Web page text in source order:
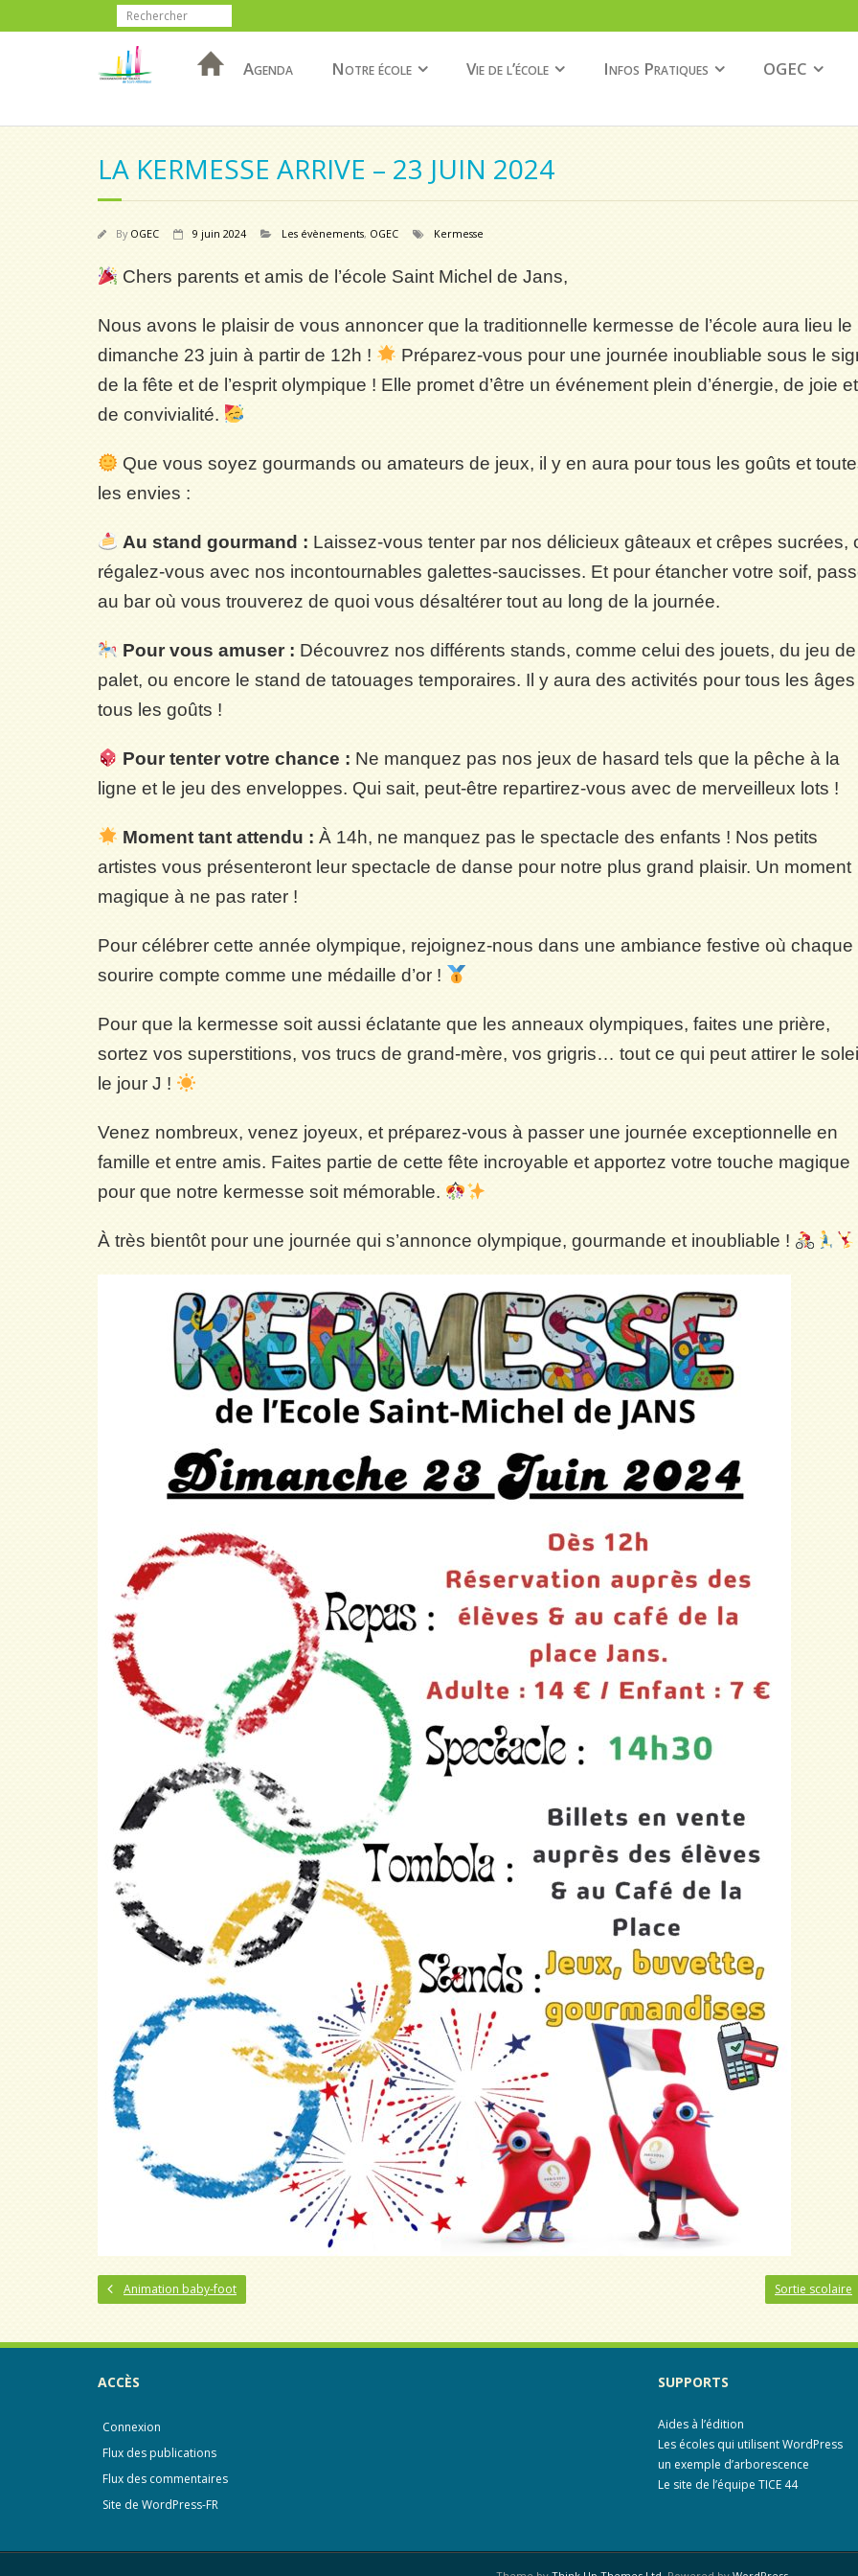
Agenda Notre école Vie de l’école Infos Pratiques OGEC
LA KERMESSE ARRIVE – 23 JUIN 2024
By OGEC 9 juin 2024 Les évènements, OGEC Kermesse
Chers parents et amis de l’école Saint Michel de Jans,
Nous avons le plaisir de vous annoncer que la traditionnelle kermesse de l’école aura lieu le
dimanche 23 juin à partir de 12h !
Préparez-vous pour une journée inoubliable sous le
de la fête et de l’esprit olympique ! Elle promet d’être un événement plein d’énergie, de joie et
de convivialité.
Que vous soyez gourmands ou amateurs de jeux, il y en aura pour tous les goûts et
les envies :
Au stand gourmand : Laissez-vous tenter par nos délicieux gâteaux et crêpes sucrées,
régalez-vous avec nos incontournables galettes-saucisses. Et pour étancher votre soif,
au bar où vous trouverez de quoi vous désaltérer tout au long de la journée.
Pour vous amuser : Découvrez nos différents stands, comme celui des jouets, du jeu de
palet, ou encore le stand de tatouages temporaires. Il y aura des activités pour tous les
tous les goûts !
Pour tenter votre chance : Ne manquez pas nos jeux de hasard tels que la pêche à la
ligne et le jeu des enveloppes. Qui sait, peut-être repartirez-vous avec de merveilleux lots !
Moment tant attendu : À 14h, ne manquez pas le spectacle des enfants ! Nos petits
artistes vous présenteront leur spectacle de danse pour notre plus grand plaisir. Un moment
magique à ne pas rater !
Pour célébrer cette année olympique, rejoignez-nous dans une ambiance festive où chaque
sourire compte comme une médaille d’or !
Pour que la kermesse soit aussi éclatante que les anneaux olympiques, faites une prière,
sortez vos superstitions, vos trucs de grand-mère, vos grigris… tout ce qui peut attirer le
le jour J !
Venez nombreux, venez joyeux, et préparez-vous à passer une journée exceptionnelle en
famille et entre amis. Faites partie de cette fête incroyable et apportez votre touche magique
pour que notre kermesse soit mémorable.
À très bientôt pour une journée qui s’annonce olympique, gourmande et inoubliable !
Animation baby-foot Sortie scolaire
ACCÈS
Connexion
Flux des publications
Flux des commentaires
Site de WordPress-FR
SUPPORTS
Aides à l’édition
Les écoles qui utilisent WordPress
un exemple d’arborescence
Le site de l’équipe TICE 44